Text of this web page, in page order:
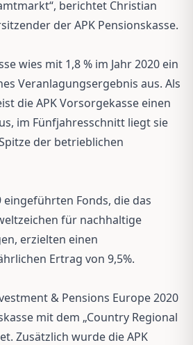
berichtet Christian
der APK Pensionskasse.
wies mit 1,8 % im Jahr 2020 ein
Veranlagungsergebnis aus. Als
die APK Vorsorgekasse einen
im Fünfjahresschnitt liegt sie
der betrieblichen
eingeführten Fonds, die das
für nachhaltige
erzielten einen
Ertrag von 9,5%.
& Pensions Europe 2020
mit dem „Country Regional
Zusätzlich wurde die APK